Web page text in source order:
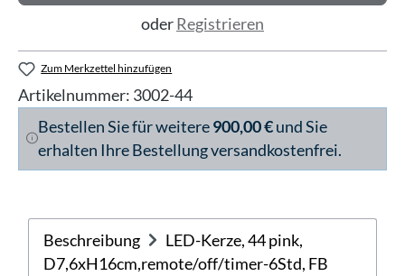
oderRegistrieren
Zum Merkzettel hinzufügen
Artikelnummer: 3002-44
Bestellen Sie für weitere900,00 €und Sie
erhalten Ihre Bestellung versandkostenfrei.
Beschreibung
LED-Kerze, 44 pink,
D7,6xH16cm,remote/off/timer-6Std, FB